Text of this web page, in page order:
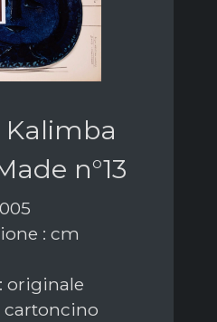
Kalimba
n°13
: cm
originale
cartoncino